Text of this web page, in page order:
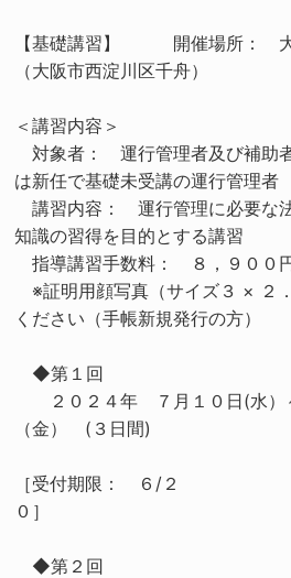
【基礎講習】 開催場所：
（大阪市西淀川区千舟）
＜講習内容＞
対象者： 運行管理者及び補助
は新任で基礎未受講の運行管理者
講習内容： 運行管理に必要な
知識の習得を目的とする講習
指導講習手数料： ８，９００円
※証明用顔写真（サイズ３ × ２
ください（手帳新規発行の方）
◆第１回
２０２４年 ７月１０日(水）
（金） (３日間)
定員：
［受付期限： ６/２
◆第２回